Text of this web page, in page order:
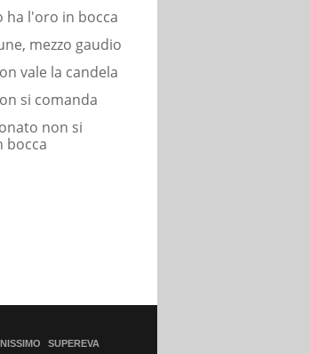
ha l'oro in bocca
mezzo gaudio
vale la candela
si comanda
non si
bocca
SUPEREVA